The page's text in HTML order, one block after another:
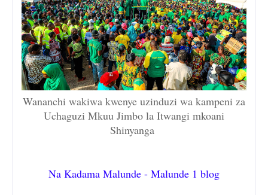
Wananchi wakiwa kwenye uzinduzi wa kampeni za
Uchaguzi Mkuu Jimbo la Itwangi mkoani
Shinyanga
Na Kadama Malunde - Malunde 1 blog